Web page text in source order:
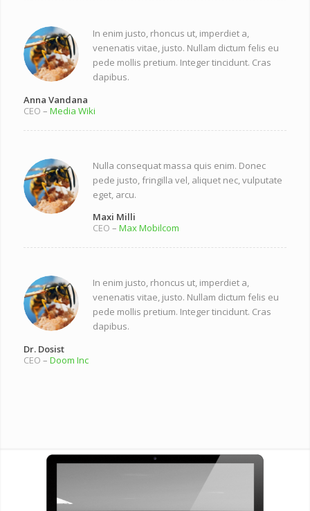
In enim justo, rhoncus ut, imperdiet a,
venenatis vitae, justo. Nullam dictum felis eu
pede mollis pretium. Integer tincidunt. Cras
dapibus.
Anna Vandana
CEO – Media Wiki
Nulla consequat massa quis enim. Donec
pede justo, fringilla vel, aliquet nec, vulputate
eget, arcu.
Maxi Milli
CEO – Max Mobilcom
In enim justo, rhoncus ut, imperdiet a,
venenatis vitae, justo. Nullam dictum felis eu
pede mollis pretium. Integer tincidunt. Cras
dapibus.
Dr. Dosist
CEO – Doom Inc